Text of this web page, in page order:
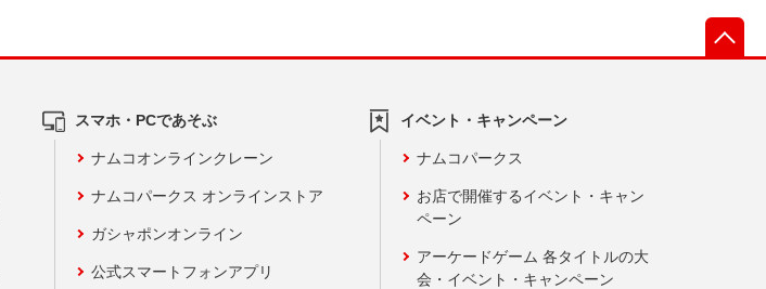
スマホ・PCであそぶ
ナムコオンラインクレーン
ナムコパークス オンラインストア
ガシャポンオンライン
公式スマートフォンアプリ
イベント・キャンペーン
ナムコパークス
お店で開催するイベント・キャン
ペーン
アーケードゲーム 各タイトルの大
会・イベント・キャンペーン